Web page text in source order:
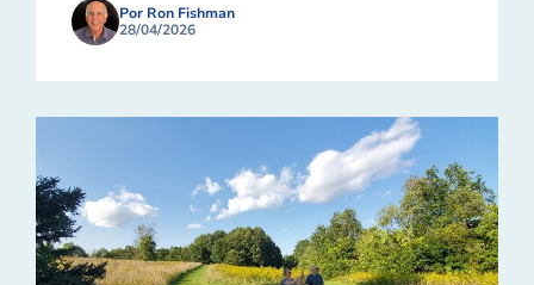
Por Ron Fishman
28/04/2026